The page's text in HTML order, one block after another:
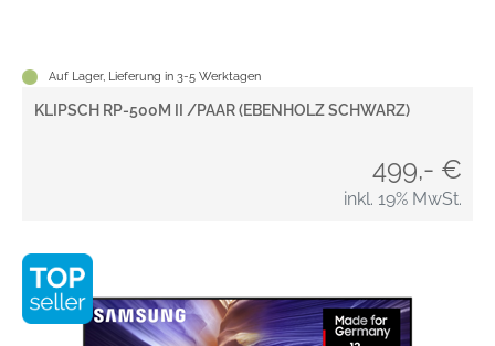
Auf Lager, Lieferung in 3-5 Werktagen
KLIPSCH RP-500M II /PAAR (EBENHOLZ SCHWARZ)
499,- €
inkl. 19% MwSt.